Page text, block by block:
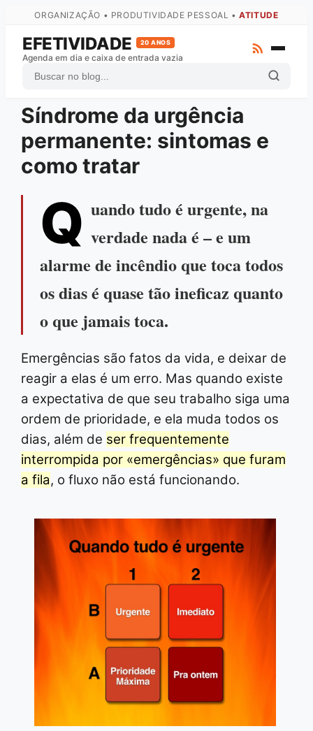
ORGANIZAÇÃO • PRODUTIVIDADE PESSOAL •ATITUDE
EFETIVIDADE 20 ANOS
Agenda em dia e caixa de entrada vazia
ZTD
GTD
Atas
Arquivo Completo
Fale com o autor
Síndrome da urgência
permanente: sintomas e
como tratar
Q uando tudo é urgente, na
verdade nada é – e um
alarme de incêndio que toca todos
os dias é quase tão ineficaz quanto
o que jamais toca.
Emergências são fatos da vida, e deixar de
reagir a elas é um erro. Mas quando existe
a expectativa de que seu trabalho siga uma
ordem de prioridade, e ela muda todos os
dias, além de ser frequentemente
interrompida por «emergências» que furam
a fila, o fluxo não está funcionando.